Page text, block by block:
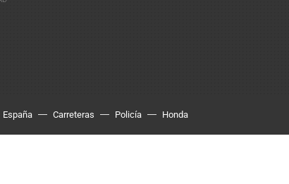
España Carreteras Policía Honda